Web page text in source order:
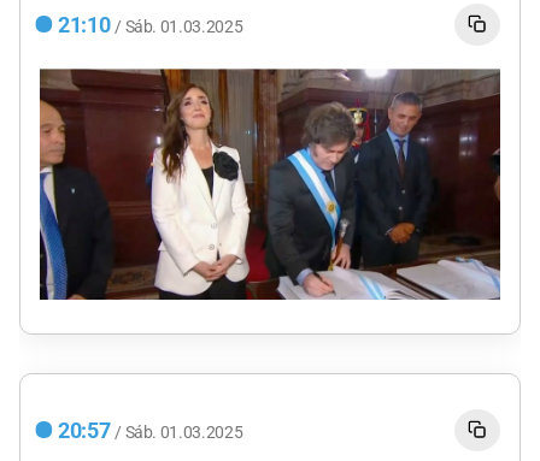
21:10 / Sáb. 01.03.2025
20:57 / Sáb. 01.03.2025